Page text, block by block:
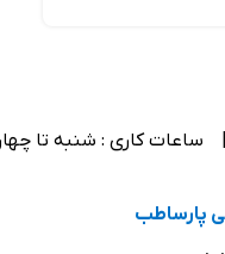
| ساعات کاری : شنبه تا چهارشنبه 8:30
پارساطب